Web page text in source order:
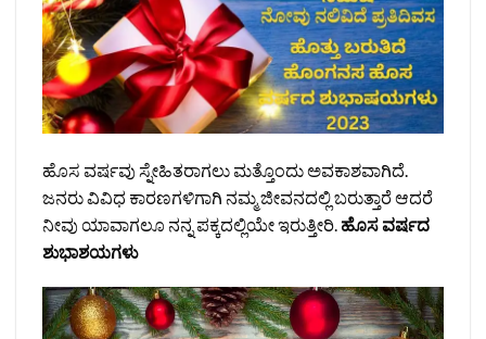
ಹೊಸ ವರ್ಷವು ಸ್ನೇಹಿತರಾಗಲು ಮತ್ತೊಂದು ಅವಕಾಶವಾಗಿದೆ.
ಜನರು ವಿವಿಧ ಕಾರಣಗಳಿಗಾಗಿ ನಮ್ಮ ಜೀವನದಲ್ಲಿ ಬರುತ್ತಾರೆ ಆದರೆ
ನೀವು ಯಾವಾಗಲೂ ನನ್ನ ಪಕ್ಕದಲ್ಲಿಯೇ ಇರುತ್ತೀರಿ. ಹೊಸ ವರ್ಷದ
ಶುಭಾಶಯಗಳು